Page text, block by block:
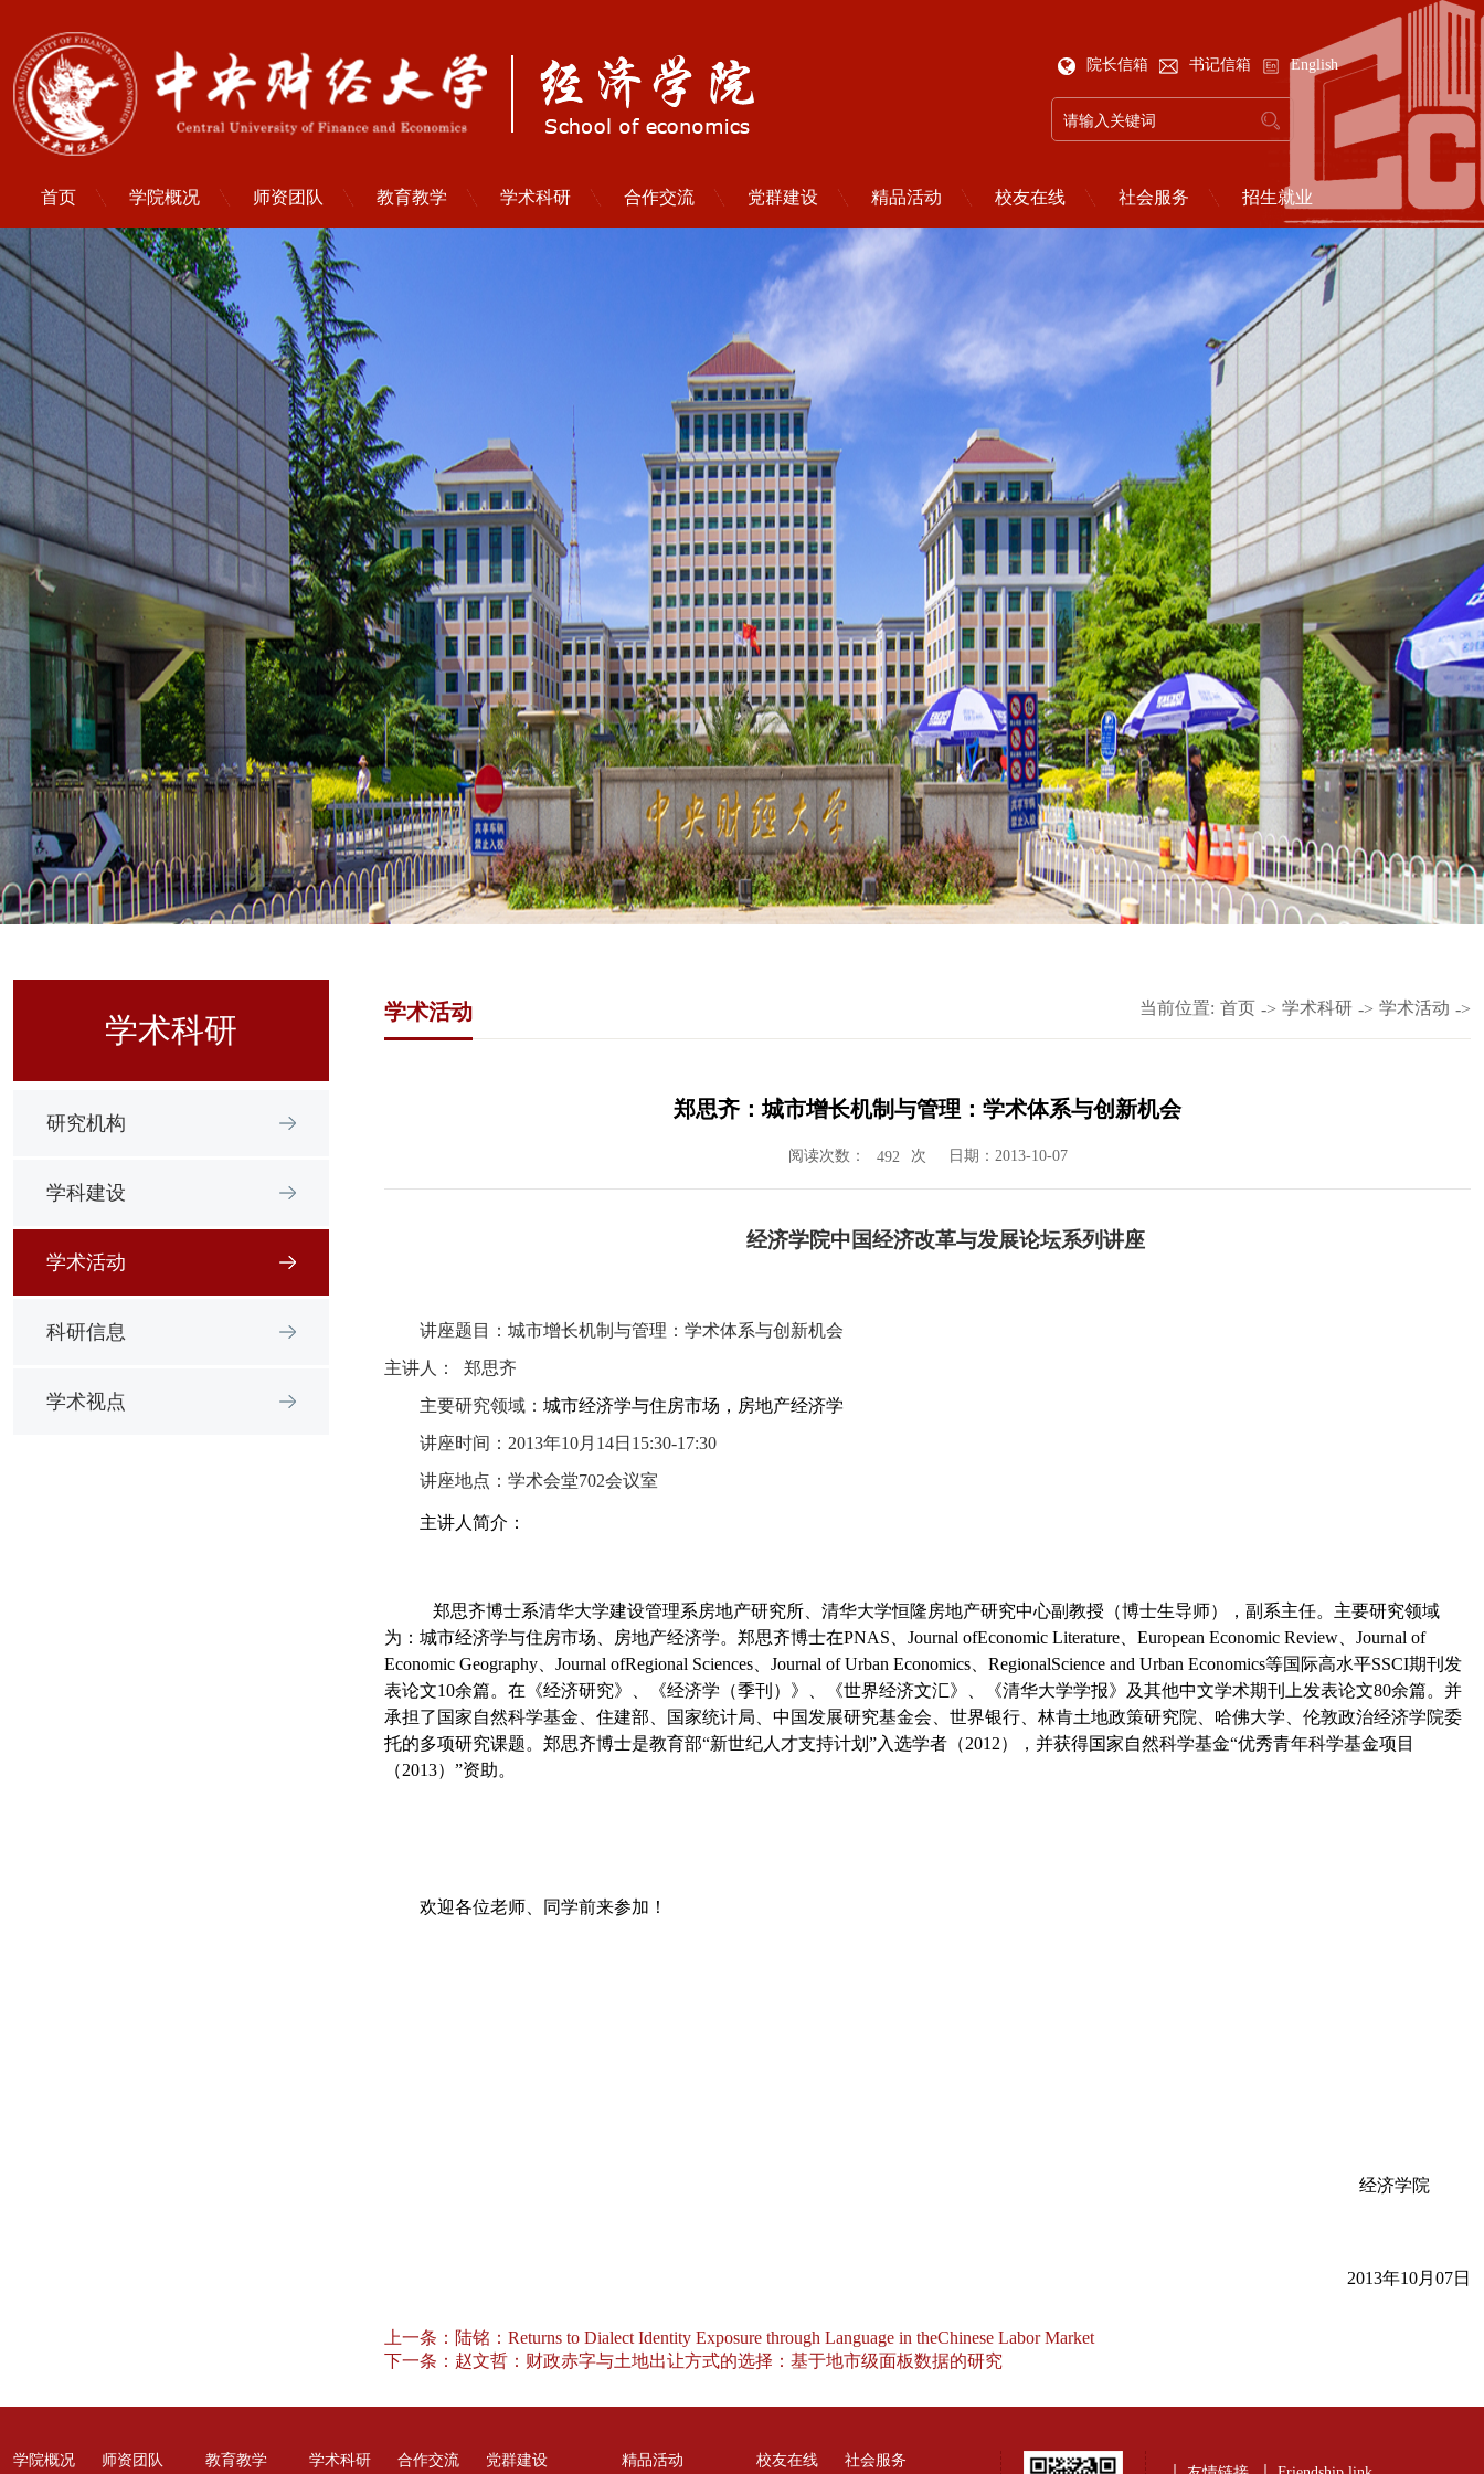
院长信箱 书记信箱 English
首页 学院概况 师资团队 教育教学 学术科研 合作交流 党群建设 精品活动 校友在线 社会服务 招生就业
学术科研
研究机构
学科建设
学术活动
科研信息
学术视点
学术活动 当前位置: 首页 -> 学术科研 -> 学术活动 ->
郑思齐：城市增长机制与管理：学术体系与创新机会
阅读次数： 492 次 日期：2013-10-07
经济学院中国经济改革与发展论坛系列讲座
讲座题目： 城市增长机制与管理：学术体系与创新机会
主讲人：
郑思齐
主要研究领域： 城市经济学与住房市场，房地产经济学
讲座时间： 2013年10月 14日 15:30-17:30
讲座地点：学术会堂702会议室
主讲人简介：
郑思齐博士系清华大学建设管理系房地产研究所、清华大学恒隆房地产研究中心副教授（博士生导师），副系主任。主要研究领域
为：城市经济学与住房市场、房地产经济学。郑思齐博士在PNAS Journal ofEconomic Literature European Economic Review
Journal of
Economic Geography
Journal ofRegional Sciences Journal of Urban Economics RegionalScience and Urban Economics等国际高水平SSCI期刊发
表论文10余篇。在《经济研究》、《经济学（季刊）》、《世界经济文汇》、《清华大学学报》及其他中文学术期刊上发表论文80余篇。并
承担了国家自然科学基金、住建部、国家统计局、中国发展研究基金会、世界银行、林肯土地政策研究院、哈佛大学、伦敦政治经济学院委
托的多项研究课题。郑思齐博士是教育部“新世纪人才支持计划”入选学者（2012），并获得国家自然科学基金“优秀青年科学基金项目
（2013）”资助。
欢迎各位老师、同学前来参加！
经济学院
2013年10月 07日
上一条： 陆铭：Returns to Dialect Identity Exposure through Language in theChinese Labor Market
下一条： 赵文哲：财政赤字与土地出让方式的选择：基于地市级面板数据的研究
学院概况 师资团队 教育教学 学术科研 合作交流 党群建设 精品活动 校友在线 社会服务